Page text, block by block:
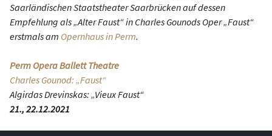
Saarländischen Staatstheater Saarbrücken auf dessen
Empfehlung als „Alter Faust“ in Charles Gounods Oper „Faust“
erstmals am Opernhaus in Perm.
Perm Opera Ballett Theatre
Charles Gounod: „Faust“
Algirdas Drevinskas: „Vieux Faust“
21., 22.12.2021